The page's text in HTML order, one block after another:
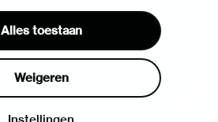
Alles toestaan
Weigeren